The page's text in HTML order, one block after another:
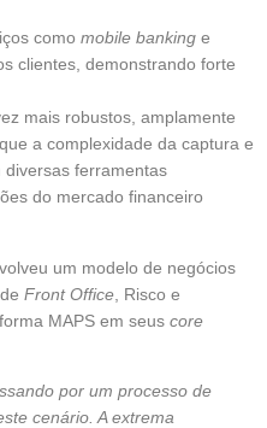
como mobile banking e
clientes, demonstrando forte
mais robustos, amplamente
a complexidade da captura e
ferramentas
do mercado financeiro
um modelo de negócios
Front Office , Risco e
MAPS em seus core
por um processo de
cenário. A extrema